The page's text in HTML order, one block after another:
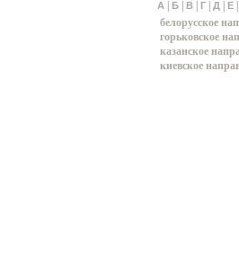
А Б В Г Д Е
белорусское
горьковское
казанское
киевское